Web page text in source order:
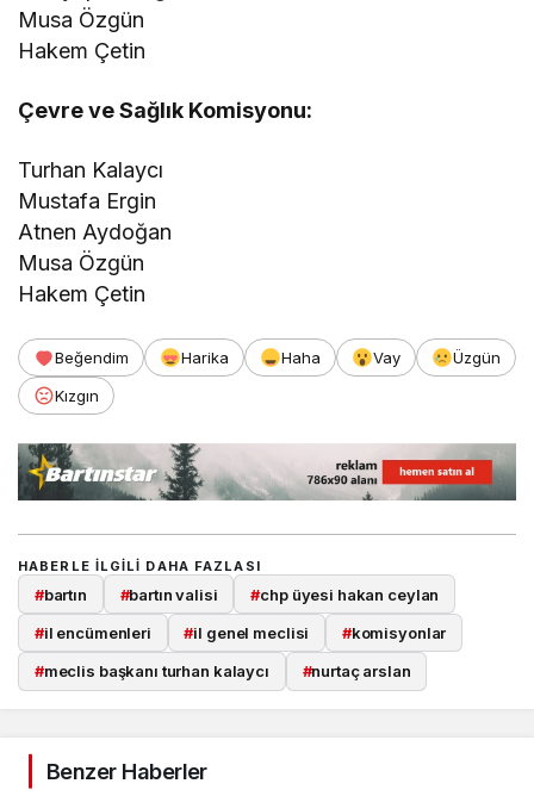
Musa Özgün
Hakem Çetin
Çevre ve Sağlık Komisyonu:
Turhan Kalaycı
Mustafa Ergin
Atnen Aydoğan
Musa Özgün
Hakem Çetin
Beğendim Harika Haha Vay
Üzgün
Kızgın
HABERLE ILGILI DAHA FAZLASI
#bartın #bartın valisi #chp üyesi hakan ceylan
#il encümenleri #il genel meclisi #komisyonlar
#meclis başkanı turhan kalaycı #nurtaç arslan
Benzer Haberler